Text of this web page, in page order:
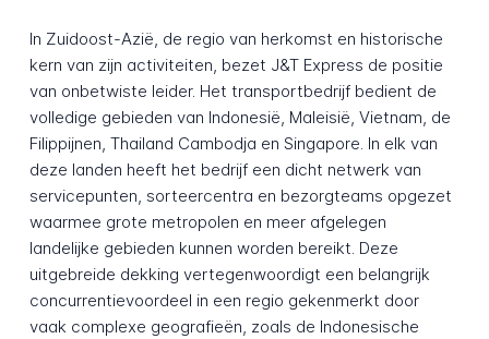
In Zuidoost-Azië, de regio van herkomst en historische
kern van zijn activiteiten, bezet J&T Express de positie
van onbetwiste leider. Het transportbedrijf bedient de
volledige gebieden van Indonesië, Maleisië, Vietnam, de
Filippijnen, Thailand Cambodja en Singapore. In elk van
deze landen heeft het bedrijf een dicht netwerk van
servicepunten, sorteercentra en bezorgteams opgezet
waarmee grote metropolen en meer afgelegen
landelijke gebieden kunnen worden bereikt. Deze
uitgebreide dekking vertegenwoordigt een belangrijk
concurrentievoordeel in een regio gekenmerkt door
vaak complexe geografieën, zoals de Indonesische